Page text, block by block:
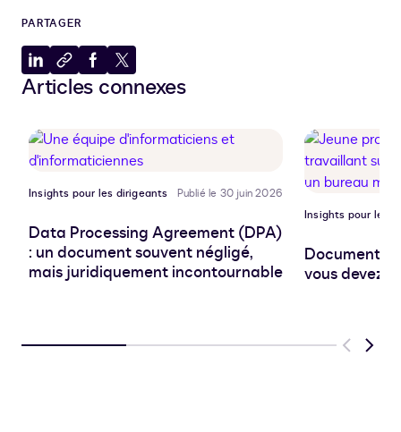
PARTAGER
Partager
sur
Copier
dans
papiers
Partager
sur
Partager
sur
Articles connexes
Insights pour les dirigeants Publié le 30 juin 2026
Data Processing Agreement (DPA)
: un document souvent négligé,
mais juridiquement incontournable
Insights pour les
Document
vous devez
Previous
Next